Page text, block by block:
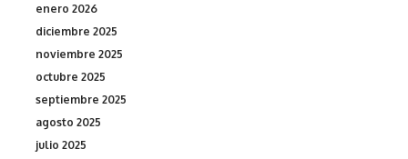
enero 2026
diciembre 2025
noviembre 2025
octubre 2025
septiembre 2025
agosto 2025
julio 2025